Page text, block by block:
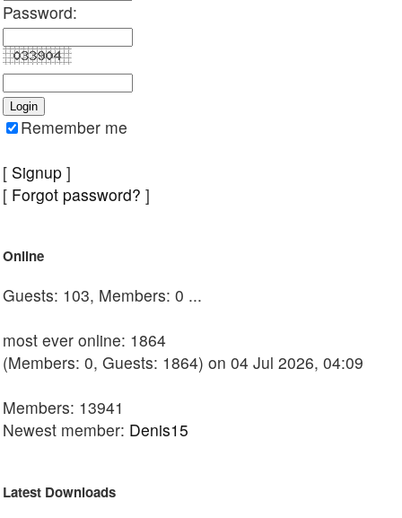
Password:
Remember me
[ Signup ]
[ Forgot password? ]
Online
Guests: 103, Members: 0 ...
most ever online: 1864
(Members: 0, Guests: 1864) on 04 Jul 2026, 04:09
Members: 13941
Newest member: Denis15
Latest Downloads